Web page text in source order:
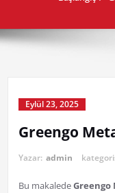
Eylül 23, 2025
Greengo
Yazar: admin
Bu makaledeGreengo